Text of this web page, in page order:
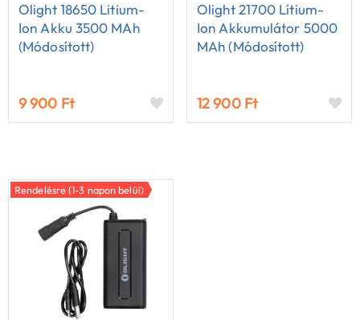
Olight 18650 Litium-
Ion Akku 3500 MAh
(módosított)
9 900 Ft
Olight 21700 Lítium-
Ion Akkumulátor 5000
MAh (módosított)
12 900 Ft
Rendelésre (1-3 napon belül)